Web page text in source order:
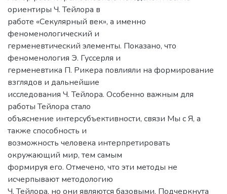
ориентиры Ч. Тейлора в
работе «Секулярный век», а именно
феноменологический и
герменевтический элементы. Показано, что
феноменология Э. Гуссерля и
герменевтика П. Рикера повлияли на формирование
взглядов и дальнейшие
исследования Ч. Тейлора. Особенно важным для
работы Тейлора стало
объяснение интерсубъективности, связи Мы с Я, а
также способность и
возможность человека интерпретировать
окружающий мир, тем самым
формируя его. Отмечено, что эти методы не
исчерпывают методологию
Ч. Тейлора, но они являются базовыми. Подчеркнута